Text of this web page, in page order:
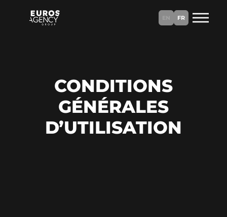
contenu
FR
CONDITIONS
GÉNÉRALES
D’UTILISATION